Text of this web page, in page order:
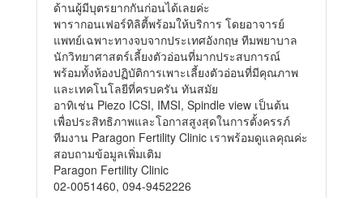
ด้านผู้มีบุตรยากกันก่อนได้เลยค่ะ
พารากอนเฟอร์ทิลิตี้พร้อมให้บริการ โดยอาจารย์
แพทย์เฉพาะทางจบจากประเทศอังกฤษ ทีมพยาบาล
นักวิทยาศาสตร์เลี้ยงตัวอ่อนที่มากประสบการณ์
พร้อมทั้งห้องปฏิบัติการเพาะเลี้ยงตัวอ่อนที่มีคุณภาพ
และเทคโนโลยีที่ครบครัน ทันสมัย
อาทิเช่น Piezo ICSI, IMSI, Spindle view เป็นต้น
เพื่อประสิทธิภาพและโอกาสสูงสุดในการตั้งครรภ์
ทีมงาน Paragon Fertility Clinic เราพร้อมดูแลคุณค่ะ
สอบถามข้อมูลเพิ่มเติม
Paragon Fertility Clinic
02-0051460, 094-9452226